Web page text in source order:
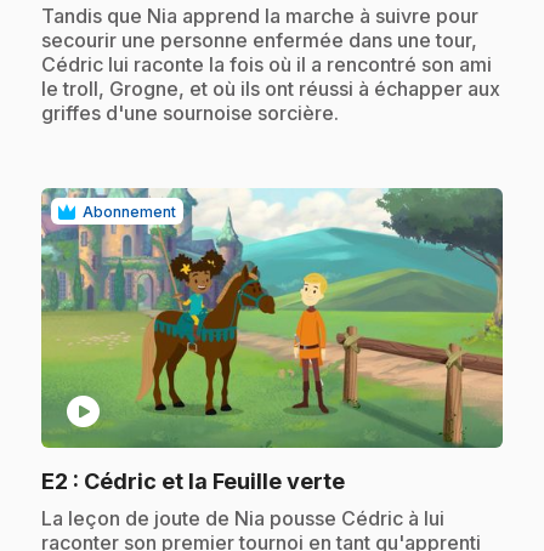
.Tandis que Nia apprend la marche à suivre pour
secourir une personne enfermée dans une tour,
Cédric lui raconte la fois où il a rencontré son ami
le troll, Grogne, et où ils ont réussi à échapper aux
griffes d'une sournoise sorcière.
Abonnement
play_circle
E2 : Cédric et la Feuille verte.
.La leçon de joute de Nia pousse Cédric à lui
raconter son premier tournoi en tant qu'apprenti